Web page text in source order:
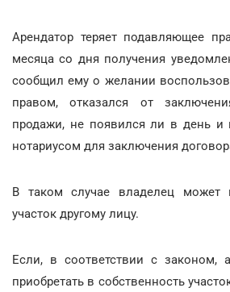
Арендатор теряет подавляющее
месяца со дня получения
сообщил ему о желании
правом, отказался от
продажи, не появился ли в день и
нотариусом для заключения
В таком случае владелец может
участок другому лицу.
Если, в соответствии с законом,
приобретать в собственность